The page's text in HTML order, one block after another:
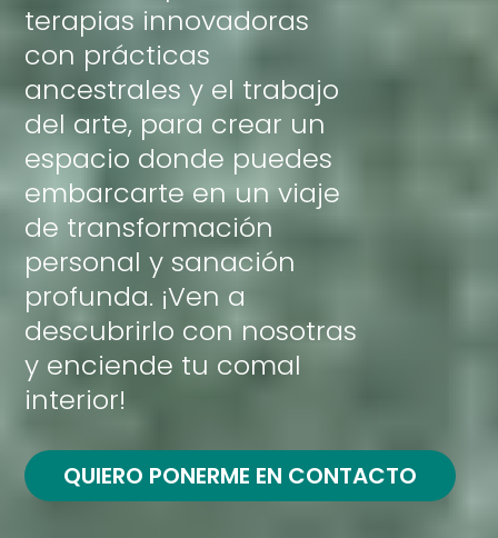
terapias innovadoras
con prácticas
ancestrales y el trabajo
del arte, para crear un
espacio donde puedes
embarcarte en un viaje
de transformación
personal y sanación
profunda. ¡Ven a
descubrirlo con nosotras
y enciende tu comal
interior!
QUIERO PONERME EN CONTACTO